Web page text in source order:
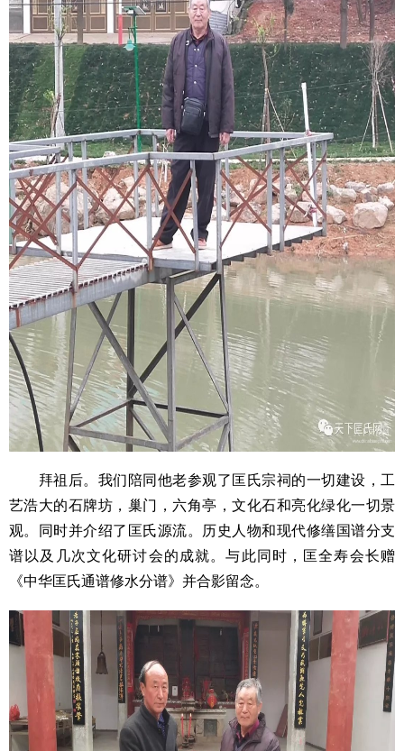
拜祖后。我们陪同他老参观了匡氏宗祠的一切建设，工
艺浩大的石牌坊，巢门，六角亭，文化石和亮化绿化一切景
观。同时并介绍了匡氏源流。历史人物和现代修缮国谱分支
谱以及几次文化研讨会的成就。与此同时，匡全寿会长赠
《中华匡氏通谱修水分谱》并合影留念。